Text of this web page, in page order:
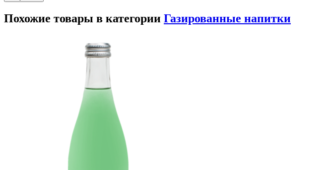
Похожие товары в категории Газированные напитки